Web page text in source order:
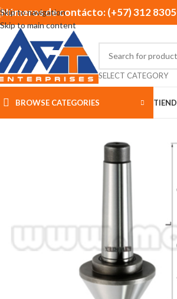
Skip to navigation
Skip to main content
Números de contácto: (+57) 312
SELECT CATEGORY
BROWSE CATEGORIES